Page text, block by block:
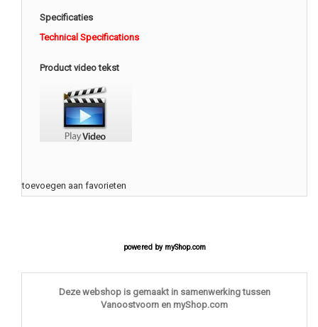
Specificaties
Technical Specifications
Product video tekst
toevoegen aan favorieten
powered by myShop.com
Deze webshop is gemaakt in samenwerking tussen
Vanoostvoorn en myShop.com